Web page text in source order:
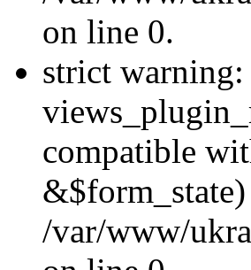
on line 0.
strict
compatible
/var/www/